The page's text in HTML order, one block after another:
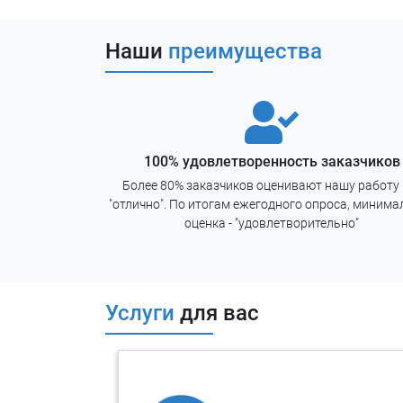
Разработка
риском аутсорсинга
Нормативные документы
Наши преимущества
100% удовлетворенность заказчиков
Более 80% заказчиков оценивают нашу работу
"отлично". По итогам ежегодного опроса,
оценка - "удовлетворительно"
Услуги для вас